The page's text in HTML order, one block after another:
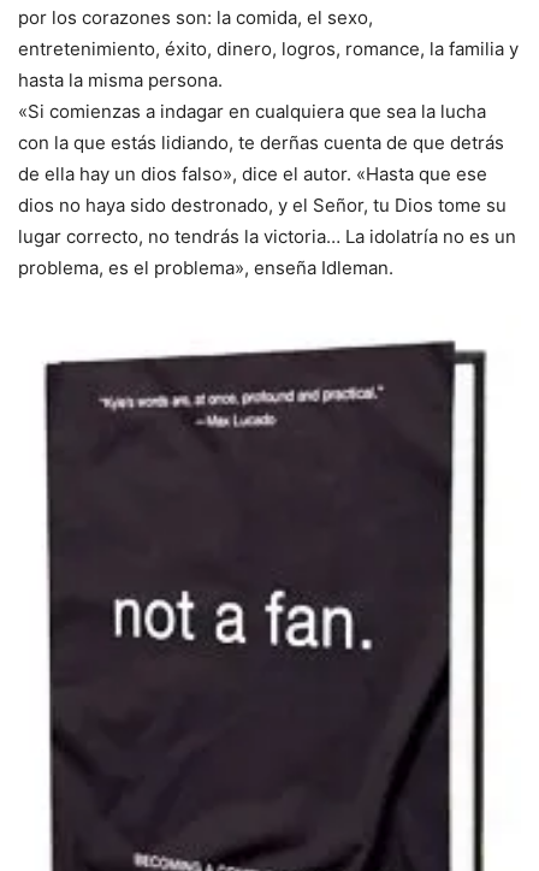
por los corazones son: la comida, el sexo,
entretenimiento, éxito, dinero, logros, romance, la familia y
hasta la misma persona.
«Si comienzas a indagar en cualquiera que sea la lucha
con la que estás lidiando, te derñas cuenta de que detrás
de ella hay un dios falso», dice el autor. «Hasta que ese
dios no haya sido destronado, y el Señor, tu Dios tome su
lugar correcto, no tendrás la victoria… La idolatría no es un
problema, es el problema», enseña Idleman.